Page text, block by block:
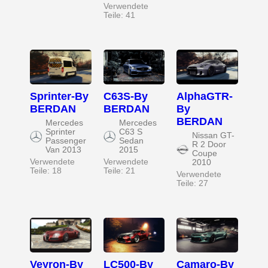
Verwendete
Teile: 41
Sprinter-By
BERDAN
Mercedes
Sprinter
Passenger
Van 2013
Verwendete
Teile: 18
C63S-By
BERDAN
Mercedes
C63 S
Sedan
2015
Verwendete
Teile: 21
AlphaGTR-
By
BERDAN
Nissan GT-
R 2 Door
Coupe
2010
Verwendete
Teile: 27
Veyron-By LC500-By Camaro-By